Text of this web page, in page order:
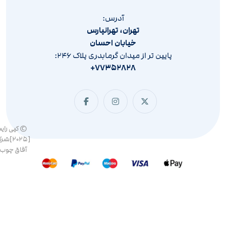
آدرس:
تهران، تهرانپارس
خیابان احسان
پایین تر از میدان گرمابدری پلاک ۲۴۶:
۷۷۳۵۲۸۲۸+
© کپی
آفاق